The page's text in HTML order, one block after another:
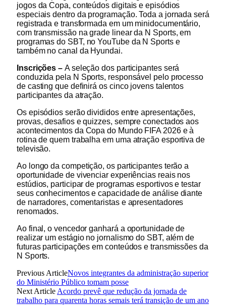
jogos da Copa, conteúdos digitais e episódios
especiais dentro da programação. Toda a jornada será
registrada e transformada em um minidocumentário,
com transmissão na grade linear da N Sports, em
programas do SBT, no YouTube da N Sports e
também no canal da Hyundai.
Inscrições – A seleção dos participantes será
conduzida pela N Sports, responsável pelo processo
de casting que definirá os cinco jovens talentos
participantes da atração.
Os episódios serão divididos entre apresentações,
provas, desafios e quizzes, sempre conectados aos
acontecimentos da Copa do Mundo FIFA 2026 e à
rotina de quem trabalha em uma atração esportiva de
televisão.
Ao longo da competição, os participantes terão a
oportunidade de vivenciar experiências reais nos
estúdios, participar de programas esportivos e testar
seus conhecimentos e capacidade de análise diante
de narradores, comentaristas e apresentadores
renomados.
Ao final, o vencedor ganhará a oportunidade de
realizar um estágio no jornalismo do SBT, além de
futuras participações em conteúdos e transmissões da
N Sports.
Previous ArticleNovos integrantes da administração superior
do Ministério Público tomam posse
Next Article Acordo prevê que redução da jornada de
trabalho para quarenta horas semais terá transição de um ano